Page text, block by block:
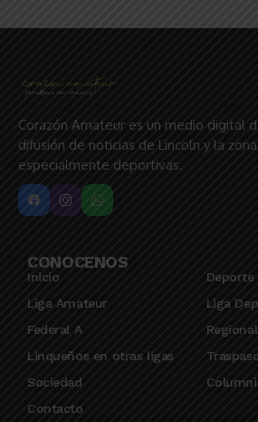
Corazón Amateur es un medio digital
difusión de noticias de Lincoln y la zona,
especialmente deportivas.
CONOCENOS
Inicio
Deporte
Liga Amateur
Liga
Federal A
Linqueños en otras ligas
Sociedad
Contacto